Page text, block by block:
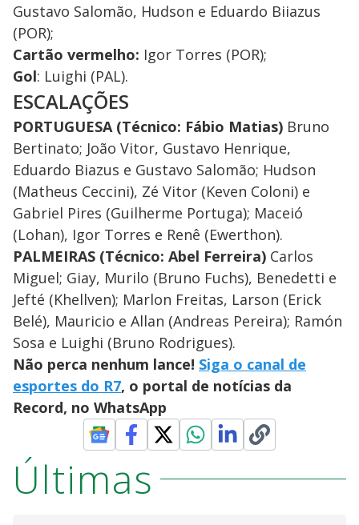
Gustavo Salomão, Hudson e Eduardo Biiazus
(POR);
Cartão vermelho: Igor Torres (POR);
Gol: Luighi (PAL).
ESCALAÇÕES
PORTUGUESA (Técnico: Fábio Matias) Bruno
Bertinato; João Vitor, Gustavo Henrique,
Eduardo Biazus e Gustavo Salomão; Hudson
(Matheus Ceccini), Zé Vitor (Keven Coloni) e
Gabriel Pires (Guilherme Portuga); Maceió
(Lohan), Igor Torres e Renê (Ewerthon).
PALMEIRAS (Técnico: Abel Ferreira) Carlos
Miguel; Giay, Murilo (Bruno Fuchs), Benedetti e
Jefté (Khellven); Marlon Freitas, Larson (Erick
Belé), Mauricio e Allan (Andreas Pereira); Ramón
Sosa e Luighi (Bruno Rodrigues).
Não perca nenhum lance! Siga o canal de
esportes do R7, o portal de notícias da
Record, no WhatsApp
Últimas